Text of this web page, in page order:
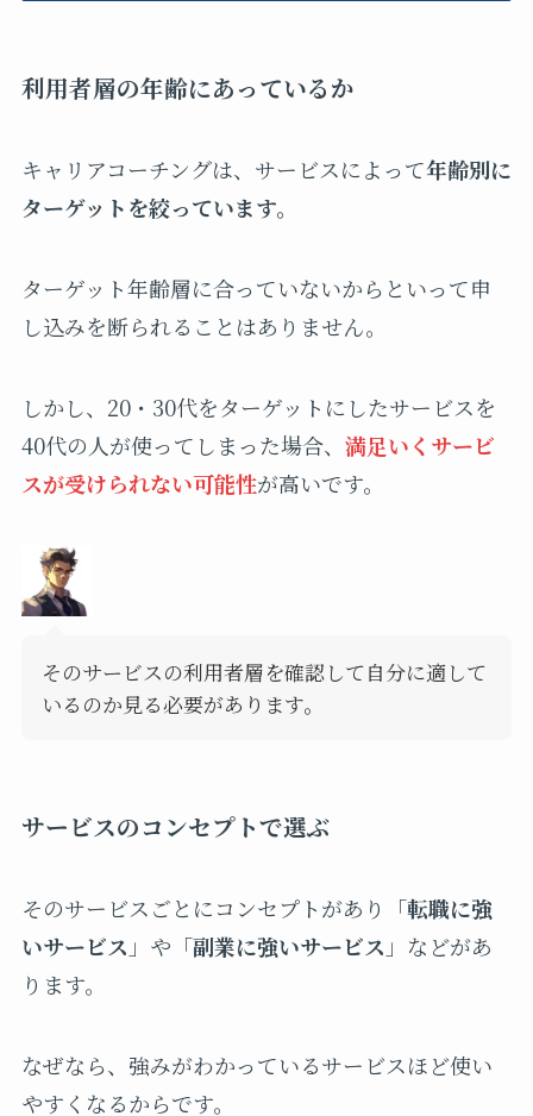
利用者層の年齢にあっているか
キャリアコーチングは、サービスによって年齢別に
ターゲットを絞っています。
ターゲット年齢層に合っていないからといって申
し込みを断られることはありません。
しかし、20・30代をターゲットにしたサービスを
40代の人が使ってしまった場合、 満足いくサービ
スが受けられない可能性が高いです。
そのサービスの利用者層を確認して自分に適して
いるのか見る必要があります。
サービスのコンセプトで選ぶ
そのサービスごとにコンセプトがあり「転職に強
いサービス 」や「副業に強いサービス 」などがあ
ります。
なぜなら、強みがわかっているサービスほど使い
やすくなるからです。